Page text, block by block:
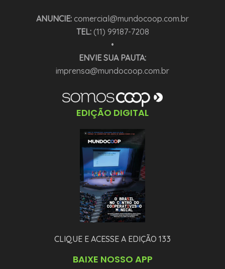
ANUNCIE: comercial@mundocoop.com.br
TEL:(11) 99187-7208
•
ENVIE SUA PAUTA:
imprensa@mundocoop.com.br
EDIÇÃO DIGITAL
CLIQUE E ACESSE A EDIÇÃO 133
BAIXE NOSSO APP